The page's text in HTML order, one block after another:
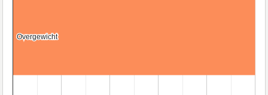
Overgewicht
Overgewicht